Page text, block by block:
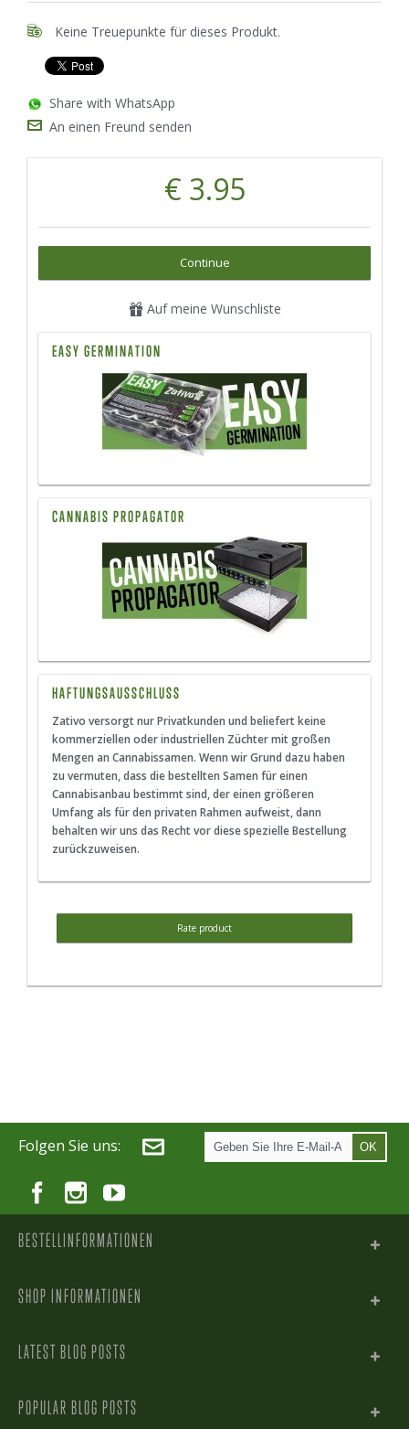
Keine Treuepunkte für dieses Produkt.
Share with WhatsApp
An einen Freund senden
€ 3.95
Continue
Auf meine Wunschliste
EASY GERMINATION
CANNABIS PROPAGATOR
HAFTUNGSAUSSCHLUSS
Zativo versorgt nur Privatkunden und beliefert keine
kommerziellen oder industriellen Züchter mit großen
Mengen an Cannabissamen. Wenn wir Grund dazu haben
zu vermuten, dass die bestellten Samen für einen
Cannabisanbau bestimmt sind, der einen größeren
Umfang als für den privaten Rahmen aufweist, dann
behalten wir uns das Recht vor diese spezielle Bestellung
zurückzuweisen.
Rate product
Folgen Sie uns: OK
BESTELLINFORMATIONEN
SHOP INFORMATIONEN
LATEST BLOG POSTS
POPULAR BLOG POSTS